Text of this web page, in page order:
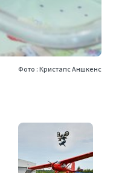
Фото : Кристапс Аншкенс